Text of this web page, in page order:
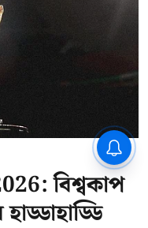
বিশ্বকাপ
বিবেচনাধীন রেখে